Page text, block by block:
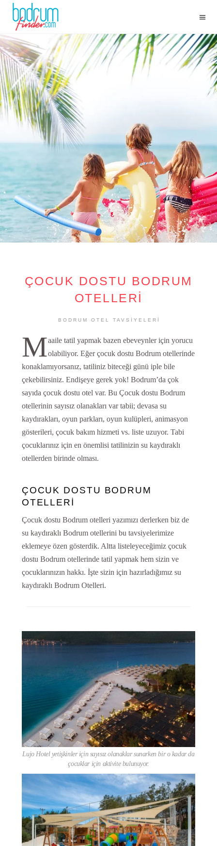
ÇOCUK DOSTU BODRUM
OTELLERİ
BODRUM OTEL TAVSIYELERI
Maaile tatil yapmak bazen ebeveynler için yorucu
olabiliyor. Eğer çocuk dostu Bodrum otellerinde
konaklamıyorsanız, tatiliniz biteceği günü iple bile
çekebilirsiniz. Endişeye gerek yok! Bodrum’da çok
sayıda çocuk dostu otel var. Bu Çocuk dostu Bodrum
otellerinin sayısız olanakları var tabii; devasa su
kaydırakları, oyun parkları, oyun kulüpleri, animasyon
gösterileri, çocuk bakım hizmeti vs. liste uzuyor. Tabi
çocuklarınız için en önemlisi tatilinizin su kaydıraklı
otellerden birinde olması.
ÇOCUK DOSTU BODRUM
OTELLERİ
Çocuk dostu Bodrum otelleri yazımızı derlerken biz de
su kaydıraklı Bodrum otellerini bu tavsiyelerimize
eklemeye özen gösterdik. Altta listeleyeceğimiz çocuk
dostu Bodrum otellerinde tatil yapmak hem sizin ve
çocuklarınızın hakkı. İşte sizin için hazırladığımız su
kaydıraklı Bodrum Otelleri.
Lujo Hotel yetişkinler için sayısız olanaklar sunarken bir o kadar da
çocuklar için aktivite bulunuyor.